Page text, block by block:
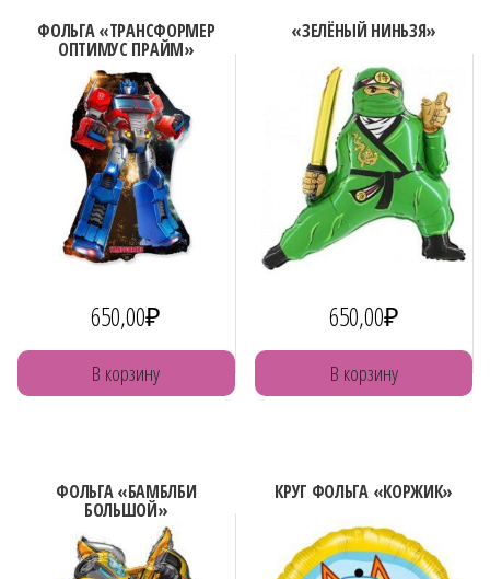
ФОЛЬГА «ТРАНСФОРМЕР
ОПТИМУС ПРАЙМ»
650,00₽
В корзину
«ЗЕЛЁНЫЙ НИНЬЗЯ»
650,00₽
В корзину
ФОЛЬГА «БАМБЛБИ
БОЛЬШОЙ»
КРУГ ФОЛЬГА «КОРЖИК»